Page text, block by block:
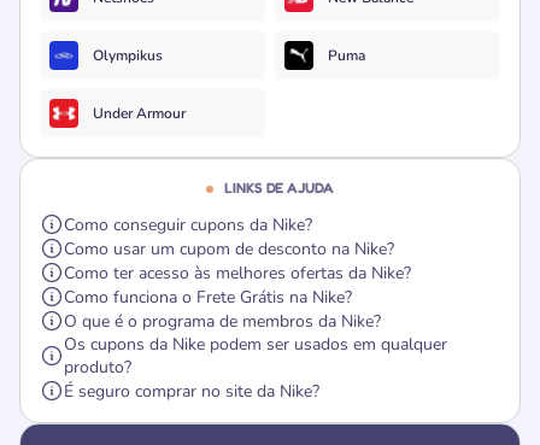
Olympikus Puma
Under Armour
LINKS DE AJUDA
Como conseguir cupons da Nike?
Como usar um cupom de desconto na Nike?
Como ter acesso às melhores ofertas da Nike?
Como funciona o Frete Grátis na Nike?
O que é o programa de membros da Nike?
Os cupons da Nike podem ser usados em qualquer
produto?
É seguro comprar no site da Nike?